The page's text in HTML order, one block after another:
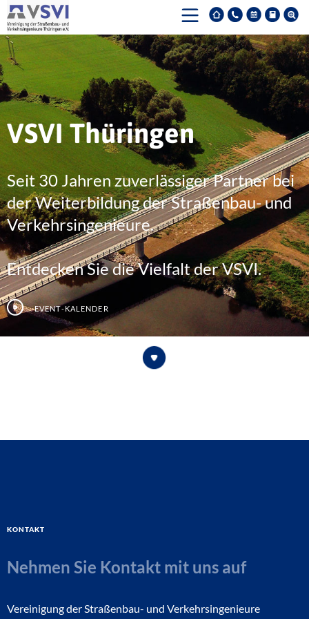
VSVI Thüringen
Seit 30 Jahren zuverlässiger Partner bei
der Weiterbildung der Straßenbau- und
Verkehrsingenieure.
Entdecken Sie die Vielfalt der VSVI.
Event-Kalender
Kontakt
Nehmen Sie Kontakt mit uns auf
Vereinigung der Straßenbau- und Verkehrsingenieure